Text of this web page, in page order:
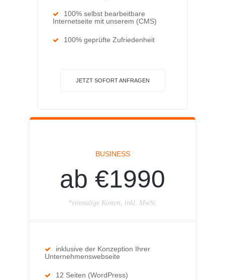
100% selbst bearbeitbare
Internetseite mit unserem (CMS)
100% geprüfte Zufriedenheit
JETZT SOFORT ANFRAGEN
BUSINESS
ab €1990
*einmalige Kosten, inkl. MwSt.
inklusive der Konzeption Ihrer
Unternehmenswebseite
12 Seiten (WordPress)